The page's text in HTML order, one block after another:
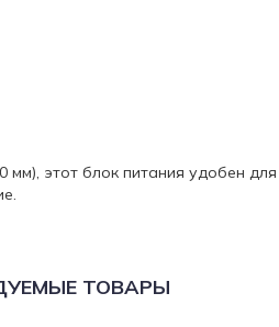
этот блок питания удобен
ТОВАРЫ